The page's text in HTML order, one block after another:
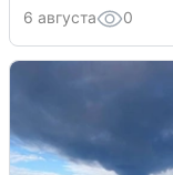
6 августа 0